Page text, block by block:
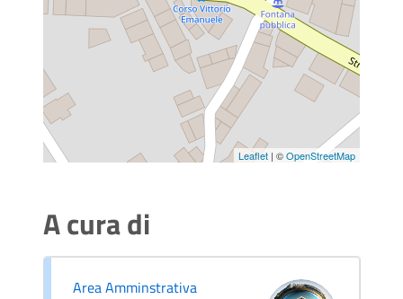
Leaflet | ©OpenStreetMap
A cura di
Area Amminstrativa